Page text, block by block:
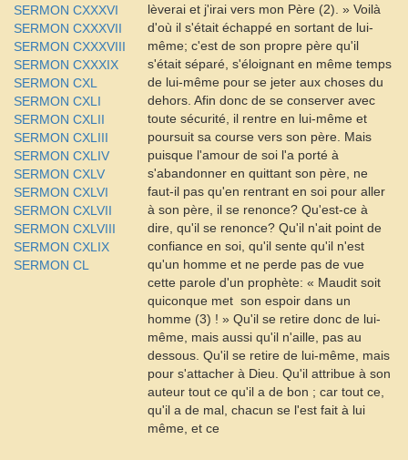
SERMON CXXXVI
SERMON CXXXVII
SERMON CXXXVIII
SERMON CXXXIX
SERMON CXL
SERMON CXLI
SERMON CXLII
SERMON CXLIII
SERMON CXLIV
SERMON CXLV
SERMON CXLVI
SERMON CXLVII
SERMON CXLVIII
SERMON CXLIX
SERMON CL
lèverai et j'irai vers mon Père (2). » Voilà
d'où il s'était échappé en sortant de lui-
même; c'est de son propre père qu'il
s'était séparé, s'éloignant en même temps
de lui-même pour se jeter aux choses du
dehors. Afin donc de se conserver avec
toute sécurité, il rentre en lui-même et
poursuit sa course vers son père. Mais
puisque l'amour de soi l'a porté à
s'abandonner en quittant son père, ne
faut-il pas qu'en rentrant en soi pour aller
à son père, il se renonce? Qu'est-ce à
dire, qu'il se renonce? Qu'il n'ait point de
confiance en soi, qu'il sente qu'il n'est
qu'un homme et ne perde pas de vue
cette parole d'un prophète: « Maudit soit
quiconque met son espoir dans un
homme (3) ! » Qu'il se retire donc de lui-
même, mais aussi qu'il n'aille, pas au
dessous. Qu'il se retire de lui-même, mais
pour s'attacher à Dieu. Qu'il attribue à son
auteur tout ce qu'il a de bon ; car tout ce,
qu'il a de mal, chacun se l'est fait à lui
même, et ce